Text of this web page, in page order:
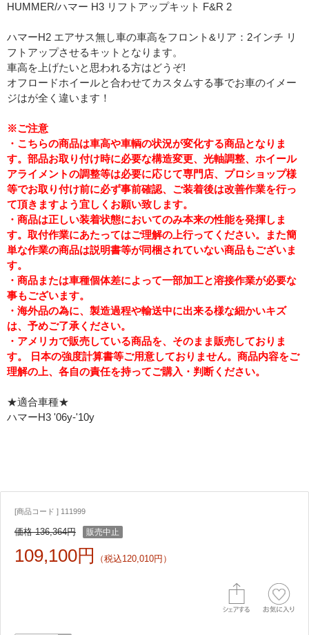
HUMMER/ハマー H3 リフトアップキット F&R 2
ハマーH2 エアサス無し車の車高をフロント&リア：2インチ リ
フトアップさせるキットとなります。
車高を上げたいと思われる方はどうぞ!
オフロードホイールと合わせてカスタムする事でお車のイメー
ジはが全く違います！
※ご注意
・こちらの商品は車高や車輌の状況が変化する商品となりま
す。部品お取り付け時に必要な構造変更、光軸調整、ホイール
アライメントの調整等は必要に応じて専門店、プロショップ様
等でお取り付け前に必ず事前確認、ご装着後は改善作業を行っ
て頂きますよう宜しくお願い致します。
・商品は正しい装着状態においてのみ本来の性能を発揮しま
す。取付作業にあたってはご理解の上行ってください。また簡
単な作業の商品は説明書等が同梱されていない商品もございま
す。
・商品または車種個体差によって一部加工と溶接作業が必要な
事もございます。
・海外品の為に、製造過程や輸送中に出来る様な細かいキズ
は、予めご了承ください。
・アメリカで販売している商品を、そのまま販売しておりま
す。 日本の強度計算書等ご用意しておりません。商品内容をご
理解の上、各自の責任を持ってご購入・判断ください。
★適合車種★
ハマーH3 '06y-'10y
[商品コード ] 111999
価格 136,364円 販売中止
109,100円 （税込120,010円）